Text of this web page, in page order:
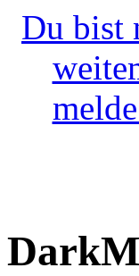
Du bist